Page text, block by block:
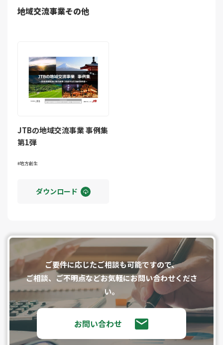
地域交流事業その他
JTBの地域交流事業 事例集
第1弾
地方創生
ダウンロード
ご要件に応じたご相談も可能ですので、
ご相談、ご不明点などお気軽にお問い合わせくださ
い。
お問い合わせ